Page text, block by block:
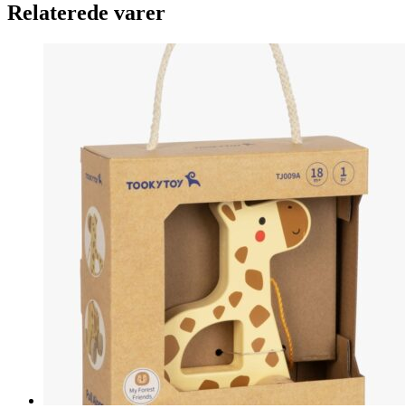
Relaterede varer